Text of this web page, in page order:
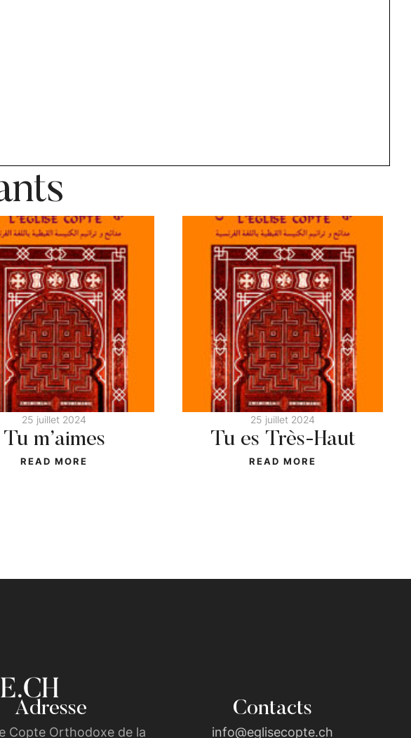
25 juillet 2024
Tu m’aimes
READ MORE
25 juillet 2024
Tu es Très-Haut
READ MORE
Adresse
Copte Orthodoxe de la
Contacts
info@eglisecopte.ch